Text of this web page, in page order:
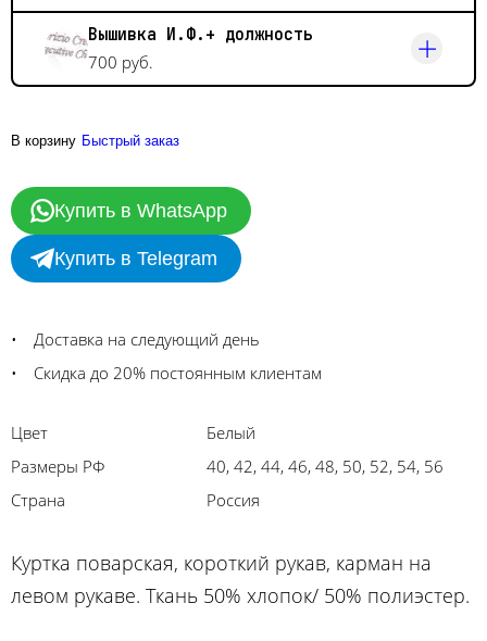
Вышивка И.Ф.+ должность
700 руб.
В корзину Быстрый заказ
Купить в WhatsApp
Купить в Telegram
Доставка на следующий день
Скидка до 20% постоянным клиентам
Цвет
Белый
Размеры РФ
40, 42, 44, 46, 48, 50, 52, 54, 56
Страна
Россия
Куртка поварская, короткий рукав, карман на
левом рукаве. Ткань 50% хлопок/ 50% полиэстер.